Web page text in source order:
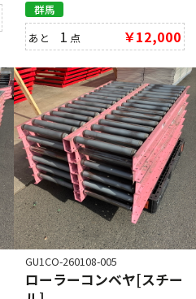
群馬
あと 1 点 ￥12,000
GU1CO-260108-005
ローラーコンベヤ[スチー